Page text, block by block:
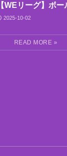
【WEリーグ】ボ
2025-10-02